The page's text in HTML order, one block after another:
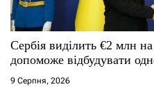
Сербія виділить €2 млн
допоможе відбудувати
9 Серпня, 2026